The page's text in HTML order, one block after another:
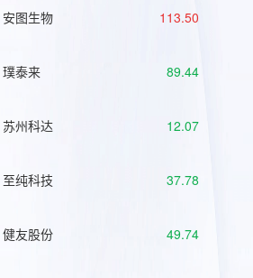
安图生物 113.50
璞泰来 89.44
苏州科达 12.07
至纯科技 37.78
健友股份 49.74